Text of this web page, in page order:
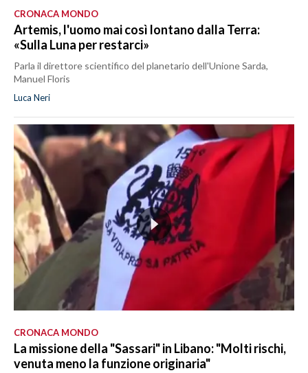
CRONACA MONDO
Artemis, l'uomo mai così lontano dalla Terra:
«Sulla Luna per restarci»
Parla il direttore scientifico del planetario dell'Unione Sarda,
Manuel Floris
Luca Neri
CRONACA MONDO
La missione della "Sassari" in Libano: "Molti rischi,
venuta meno la funzione originaria"